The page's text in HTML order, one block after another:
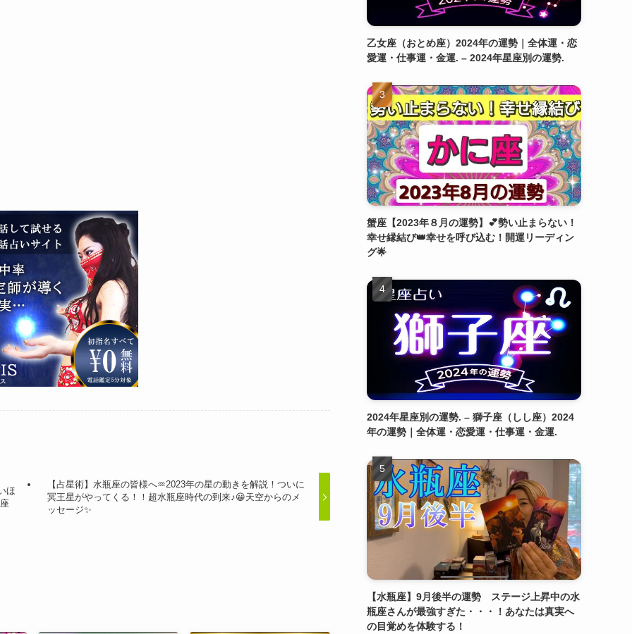
ほ
【占星術】水瓶座の皆様へ♒2023年の星の動きを解説！ついに
冥王星がやってくる！！超水瓶座時代の到来♪😀天空からのメ
ッセージ✨
乙女座（おとめ座）2024年の運勢｜全体運・恋
愛運・仕事運・金運. – 2024年星座別の運勢.
蟹座【2023年８月の運勢】💕勢い止まらない！
幸せ縁結び👑幸せを呼び込む！開運リーディン
グ🌟
2024年星座別の運勢. – 獅子座（しし座）2024
年の運勢｜全体運・恋愛運・仕事運・金運.
【水瓶座】9月後半の運勢 ステージ上昇中の水
瓶座さんが最強すぎた・・・！あなたは真実へ
の目覚めを体験する！